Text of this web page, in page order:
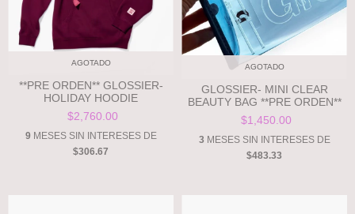
AGOTADO
**PRE ORDEN** GLOSSIER-
HOLIDAY HOODIE
$2,760.00
9MESES SIN INTERESES DE
$306.67
AGOTADO
GLOSSIER- MINI CLEAR
BEAUTY BAG **PRE ORDEN**
$1,450.00
3 MESES SIN INTERESES DE
$483.33